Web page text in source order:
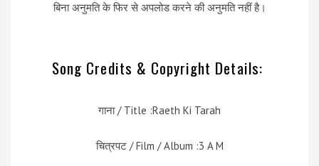
बिना अनुमति के फिर से अपलोड करने की अनुमति नहीं है।
Song Credits & Copyright Details:
गाना / Title :Raeth Ki Tarah
चित्रपट / Film / Album :3 A M